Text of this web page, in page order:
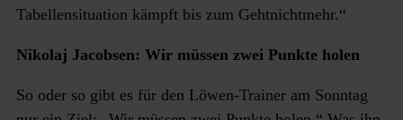
Tabellensituation kämpft bis zum Gehtnichtmehr.“
Nikolaj Jacobsen: Wir müssen zwei Punkte holen
So oder so gibt es für den Löwen-Trainer am Sonntag